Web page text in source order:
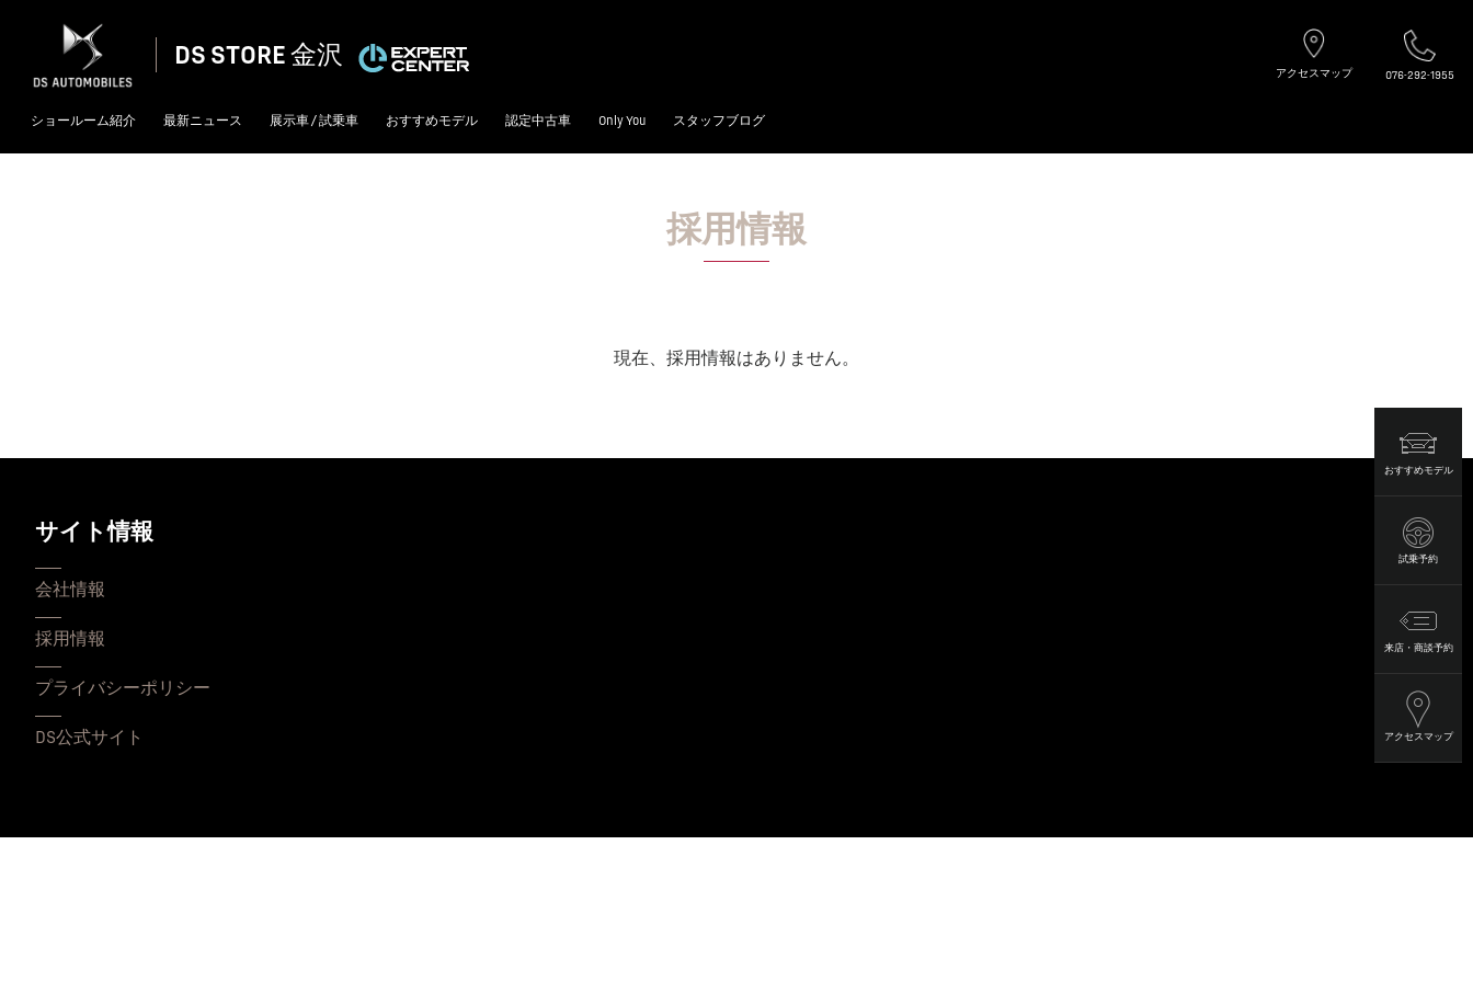
DS STORE 金沢
アクセスマップ 076-292-1955
ショールーム紹介 最新ニュース 展示車 / 試乗車 おすすめモデル 認定中古車 Only You スタッフブログ
おすすめモデル
試乗予約
来店・商談予約
アクセスマップ
採用情報
現在、採用情報はありません。
サイト情報
会社情報
採用情報
プライバシーポリシー
DS公式サイト